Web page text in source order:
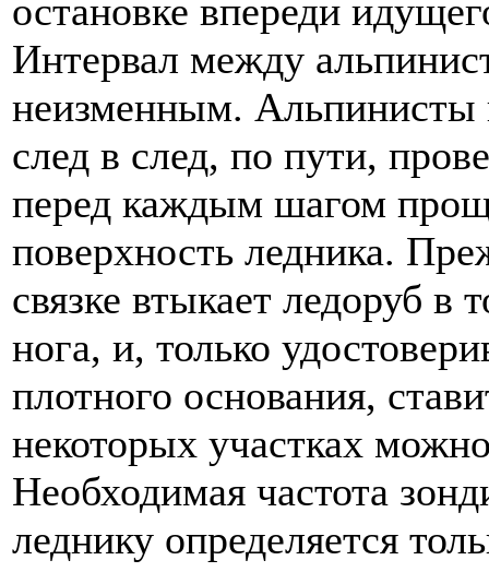
остановке впереди
Интервал между
неизменным. Альпинисты
след в след, по пути,
перед каждым шагом
поверхность ледника.
связке втыкает ледоруб в
нога, и, только
плотного основания,
некоторых участках
Необходимая частота
леднику определяется